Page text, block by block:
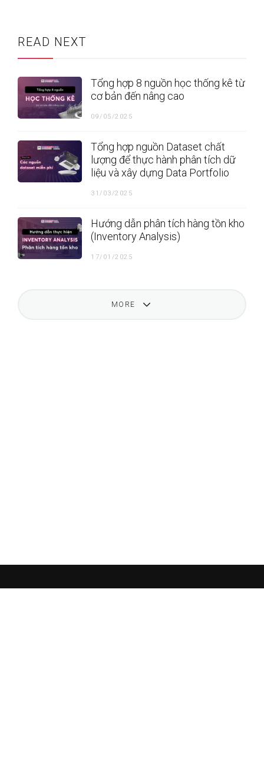
READ NEXT
Tổng hợp 8 nguồn học thống kê từ
cơ bản đến nâng cao
09/05/2025
Tổng hợp nguồn Dataset chất
lượng để thực hành phân tích dữ
liệu và xây dựng Data Portfolio
31/03/2025
Hướng dẫn phân tích hàng tồn kho
(Inventory Analysis)
17/01/2025
MORE